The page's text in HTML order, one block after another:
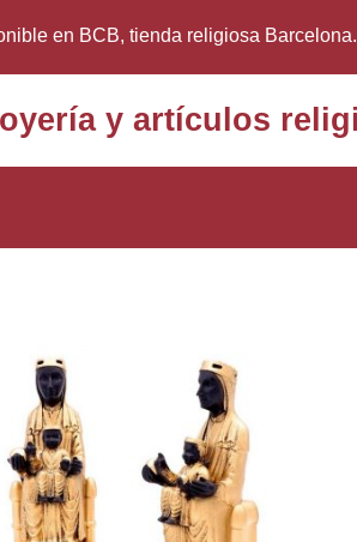
en BCB, tienda religiosa Barcelona.
y artículos